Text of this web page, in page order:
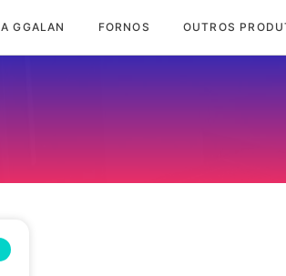
A GGALAN FORNOS OUTROS